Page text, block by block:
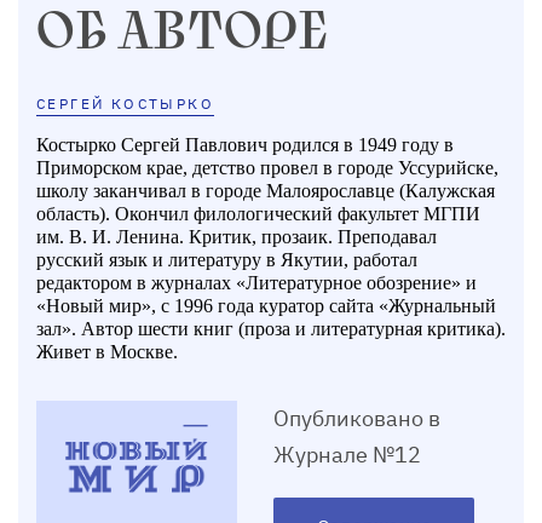
ОБ АВТОРЕ
СЕРГЕЙ КОСТЫРКО
Костырко Сергей Павлович родился в 1949 году в
Приморском крае, детство провел в городе Уссурийске,
школу заканчивал в городе Малоярославце (Калужская
область). Окончил филологический факультет МГПИ
им. В. И. Ленина. Критик, прозаик. Преподавал
русский язык и литературу в Якутии, работал
редактором в журналах «Литературное обозрение» и
«Новый мир», с 1996 года куратор сайта «Журнальный
зал». Автор шести книг (проза и литературная критика).
Живет в Москве.
Опубликовано в
Журнале №12